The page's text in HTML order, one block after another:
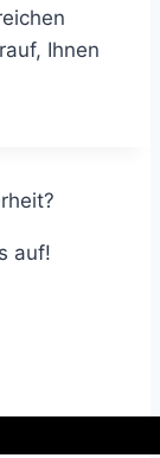
Ihnen
auf!